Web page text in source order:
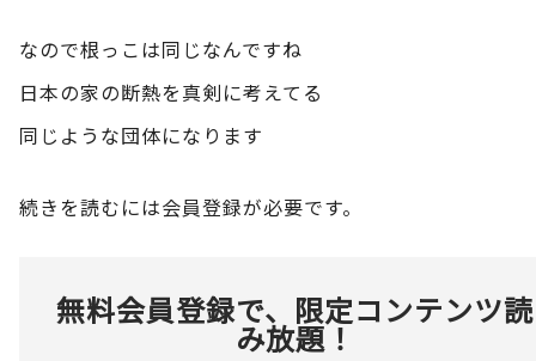
なので根っこは同じなんですね
日本の家の断熱を真剣に考えてる
同じような団体になります
続きを読むには会員登録が必要です。
無料会員登録で、限定コンテンツ読
み放題！